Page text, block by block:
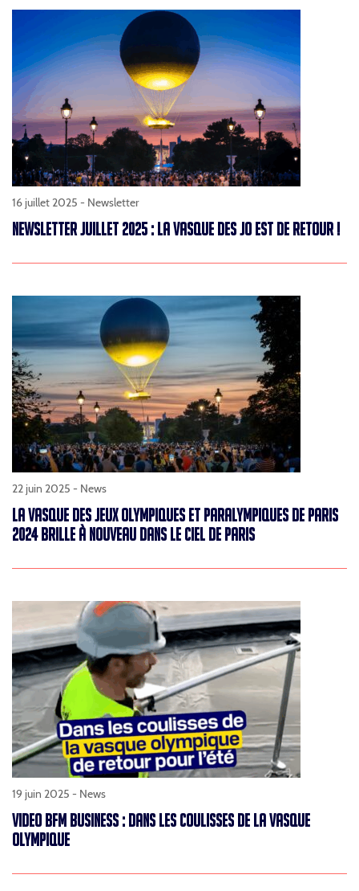
16 juillet 2025 - Newsletter
NEWSLETTER JUILLET 2025 : LA VASQUE DES JO EST DE RETOUR !
22 juin 2025 - News
LA VASQUE DES JEUX OLYMPIQUES ET PARALYMPIQUES DE PARIS
2024 BRILLE À NOUVEAU DANS LE CIEL DE PARIS
19 juin 2025 - News
VIDEO BFM BUSINESS : DANS LES COULISSES DE LA VASQUE
OLYMPIQUE